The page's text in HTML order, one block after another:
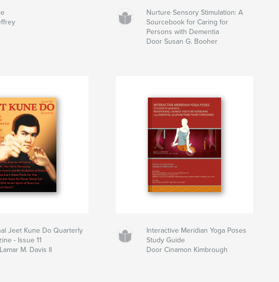
Nurture Sensory Stimulation: A
Sourcebook for Caring for
Persons with Dementia
Door Susan G. Booher
Jeet Kune Do Quarterly
- Issue 11
M. Davis II
Interactive Meridian Yoga Poses
Study Guide
Door Cinamon Kimbrough